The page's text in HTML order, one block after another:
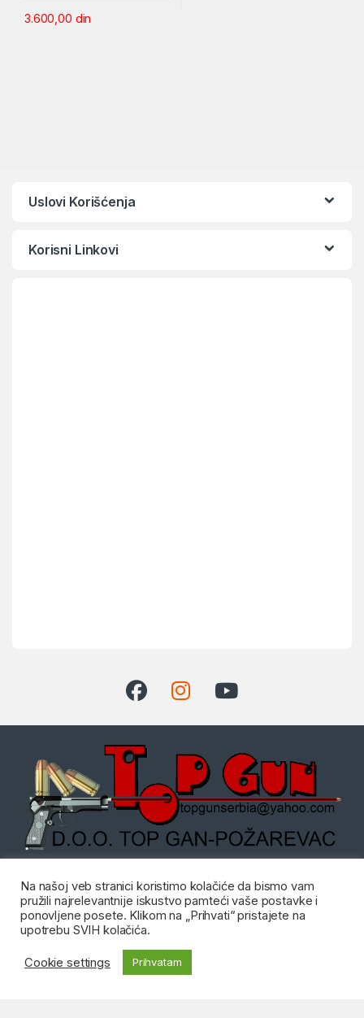
3.600,00 din
Uslovi Korišćenja
Korisni Linkovi
Dostupni radnim danom od:
08:00 do 20:00 i Subotom od
08:00 do 14:00
Imate pitanje?
Kontakt: 012/555-
405
Na našoj veb stranici koristimo kolačiće da bismo vam
pružili najrelevantnije iskustvo pamteći vaše postavke i
ponovljene posete. Klikom na „Prihvati“ pristajete na
upotrebu SVIH kolačića.
Cookie settings Prihvatam